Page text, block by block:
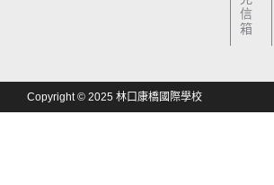
信
箱
Copyright © 2025 林口康橋國際學校